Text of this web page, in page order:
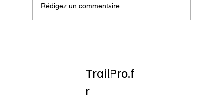
Onatera : Pour affronter l’hiver
Rédigez un commentaire...
TrailPro.f
r